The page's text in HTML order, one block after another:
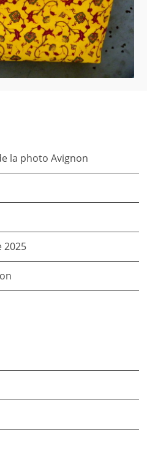
la photo Avignon
2025